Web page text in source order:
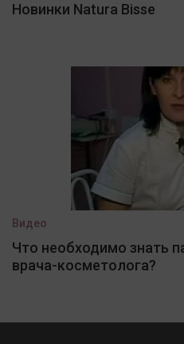
Новинки Natura Bisse
Видео
Что необходимо знать
врача-косметолога?